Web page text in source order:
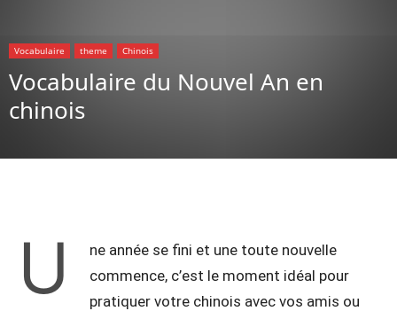
Vocabulaire theme Chinois
Vocabulaire du Nouvel An en
chinois
U
ne année se fini et une toute nouvelle
commence, c’est le moment idéal pour
pratiquer votre chinois avec vos amis ou